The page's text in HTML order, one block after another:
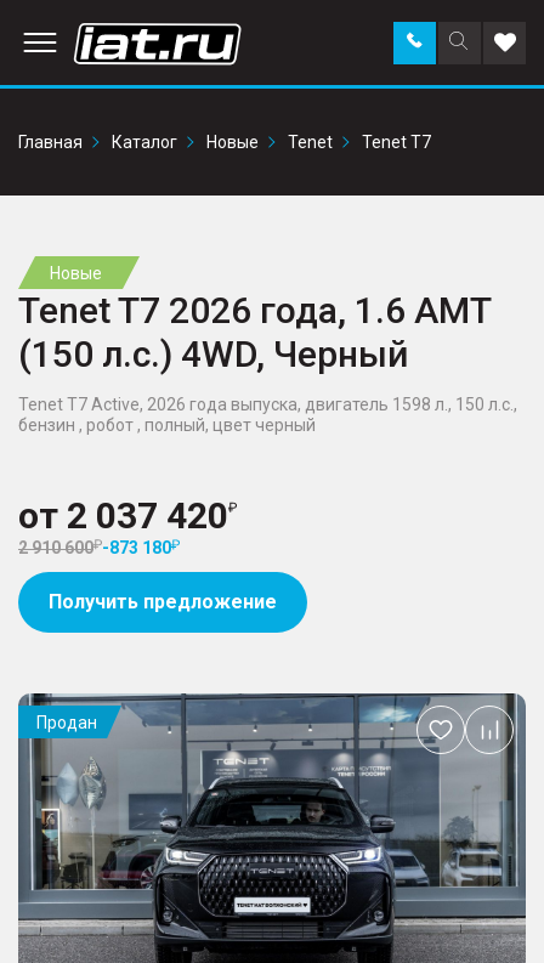
Поиск
по
Заказать
звонок в
Главная
Каталог Новые Tenet Tenet T7
Новые
Tenet T7 2026 года, 1.6 AMT
(150 л.с.) 4WD, Черный
Tenet T7 Active, 2026 года выпуска, двигатель 1598 л., 150 л.с.,
бензин , робот , полный, цвет черный
от 2 037 420
2 910 600 -873 180
Получить предложение
Продан
Добавить
в
избранное